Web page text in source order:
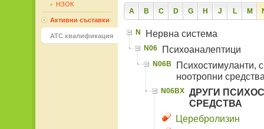
A B C D G H J L M
N Нервна система
N06 Психоаналептици
N06B
Психостимуланти,
ноотропни
N06BX ДРУГИ
СРЕДСТВА
Церебролизин
НЗОК
Активни съставки
ATC квалификация